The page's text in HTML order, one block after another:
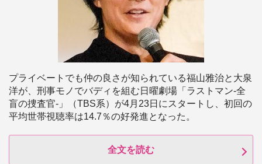
プライベートでも仲の良さが知られている福山雅治と大泉
洋が、刑事モノでバディを組む日曜劇場「ラストマン‐全
盲の捜査官‐」（TBS系）が4月23日にスタートし、初回の
平均世帯視聴率は14.7％の好発進となった。
全文を読む